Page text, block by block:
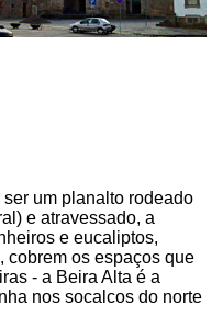
um planalto rodeado
e atravessado, a
e eucaliptos,
cobrem os espaços que
- a Beira Alta é a
nos socalcos do norte